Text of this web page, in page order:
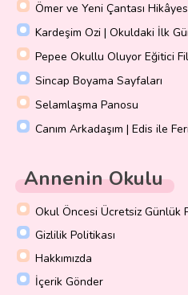
Ömer ve Yeni Çantası
Kardeşim Ozi | Okuldaki İlk
Pepee Okullu Oluyor Eğitici
Sincap Boyama Sayfaları
Selamlaşma Panosu
Canım Arkadaşım | Edis ile
Annenin Okulu
Okul Öncesi Ücretsiz Günlük
Gizlilik Politikası
Hakkımızda
İçerik Gönder